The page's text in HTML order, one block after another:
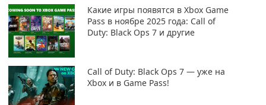
Какие игры появятся в Xbox Game
Pass в ноябре 2025 года: Call of
Duty: Black Ops 7 и другие
Call of Duty: Black Ops 7 — уже на
Xbox и в Game Pass!